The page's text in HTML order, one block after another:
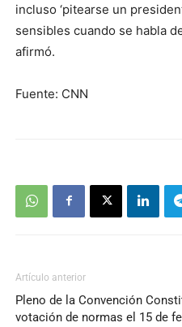
incluso ‘pitearse un
sensibles cuando se habla
afirmó.
Fuente: CNN
Artículo anterior
Pleno de la Convención
votación de normas el 15 de